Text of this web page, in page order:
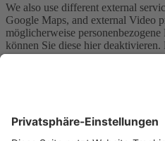
We also use different external
Google Maps, and external Video
möglicherweise
können Sie diese hier deaktivieren.
Deaktivierung dieser Cookies die
unserer Webseite erheblich
Click to enable/disable Google